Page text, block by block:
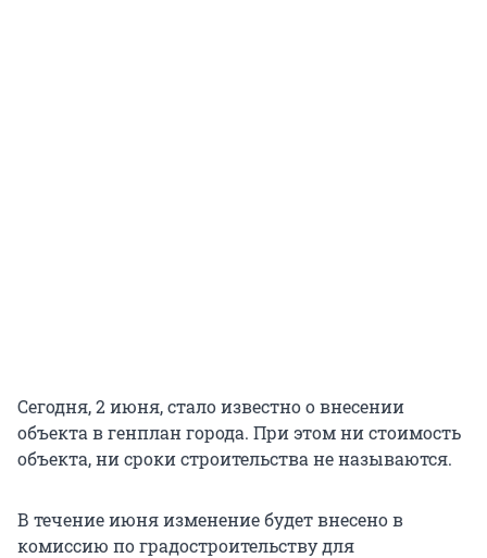
Сегодня, 2 июня, стало известно о внесении
объекта в генплан города. При этом ни стоимость
объекта, ни сроки строительства не называются.
В течение июня изменение будет внесено в
комиссию по градостроительству для